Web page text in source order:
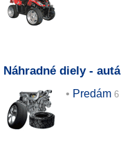
Náhradné diely - autá
Predám